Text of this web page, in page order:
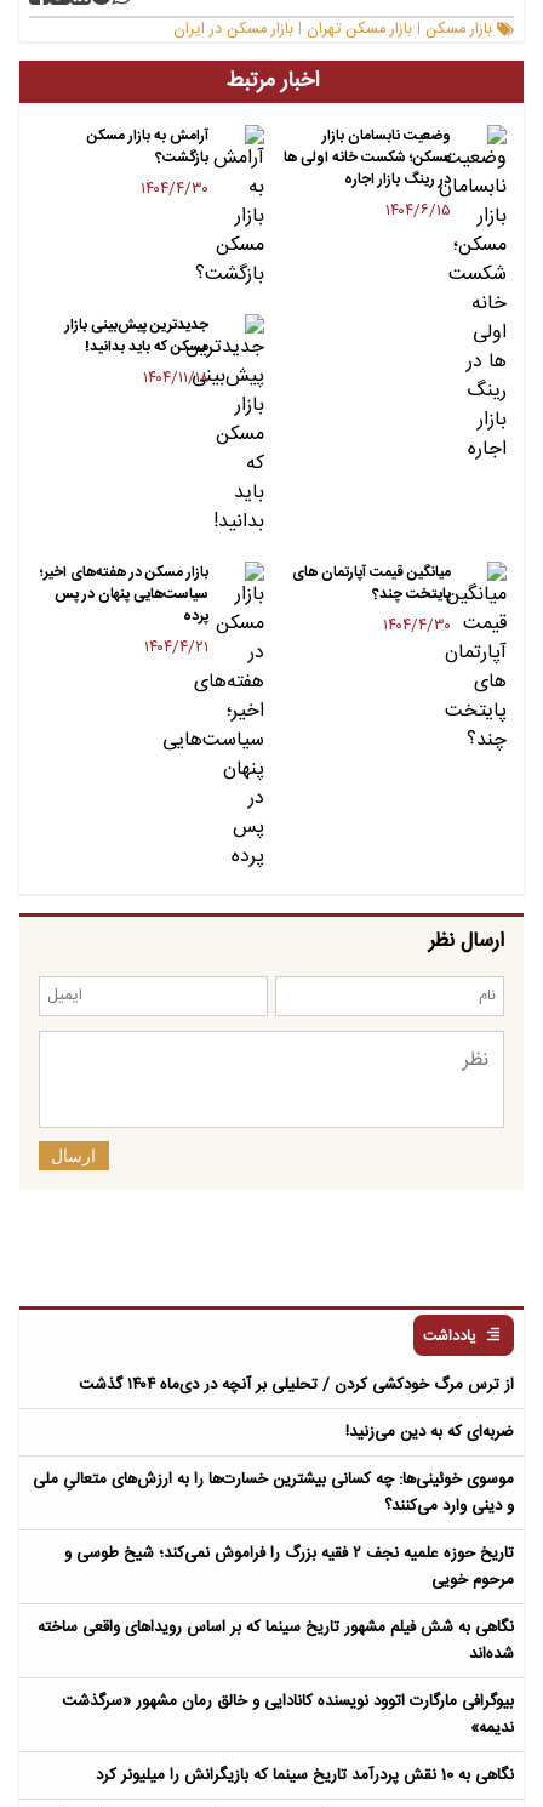
بازار مسکن | بازار مسکن تهران | بازار مسکن در ایران
اخبار مرتبط
وضعیت نابسامان بازار
مسکن؛ شکست خانه اولی ها
در رینگ بازار اجاره
۱۴۰۴/۶/۱۵
آرامش به بازار مسکن
بازگشت؟
۱۴۰۴/۴/۳۰
جدیدترین پیش‌بینی بازار
مسکن که باید بدانید!
۱۴۰۴/۱۱/۱۸
میانگین قیمت آپارتمان های
پایتخت چند؟
۱۴۰۴/۴/۳۰
بازار مسکن در هفته‌های اخیر؛
سیاست‌هایی پنهان در پس
پرده
۱۴۰۴/۴/۲۱
ارسال نظر
ارسال
یادداشت
از ترس مرگ خودکشی کردن / تحلیلی بر آنچه در دی‌ماه ۱۴۰۴ گذشت
ضربه‌ای که به دین می‌زنید!
موسوی خوئینی‌ها: چه کسانی بیشترین خسارت‌ها را به ارزش‌های متعالیِ ملی
و دینی وارد می‌کنند؟
تاریخ حوزه علمیه نجف ۲ فقیه بزرگ را فراموش نمی‌کند؛ شیخ طوسی و
مرحوم خویی
نگاهی به شش فیلم مشهور تاریخ سینما که بر اساس رویداهای واقعی ساخته
شده‌اند
بیوگرافی مارگارت اتوود نویسنده کانادایی و خالق رمان مشهور «سرگذشت
ندیمه»
نگاهی به 10 نقش پردرآمد تاریخ سینما که بازیگرانش را میلیونر کرد